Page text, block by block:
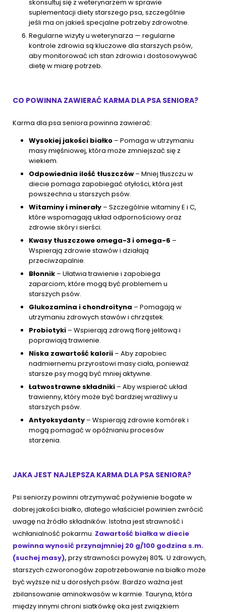
skonsultuj się z weterynarzem w sprawie
suplementacji diety starszego psa, szczególnie
jeśli ma on jakieś specjalne potrzeby zdrowotne.
Regularne wizyty u weterynarza — regularne
kontrole zdrowia są kluczowe dla starszych psów,
aby monitorować ich stan zdrowia i dostosowywać
dietę w miarę potrzeb.
CO POWINNA ZAWIERAĆ KARMA DLA PSA SENIORA?
Karma dla psa seniora powinna zawierać:
Wysokiej jakości białko – Pomaga w utrzymaniu
masy mięśniowej, która może zmniejszać się z
wiekiem.
Odpowiednia ilość tłuszczów – Mniej tłuszczu w
diecie pomaga zapobiegać otyłości, która jest
powszechna u starszych psów.
Witaminy i minerały – Szczególnie witaminy E i C,
które wspomagają układ odpornościowy oraz
zdrowie skóry i sierści.
Kwasy tłuszczowe omega-3 i omega-6 –
Wspierają zdrowie stawów i działają
przeciwzapalnie.
Błonnik – Ułatwia trawienie i zapobiega
zaparciom, które mogą być problemem u
starszych psów.
Glukozamina i chondroityna – Pomagają w
utrzymaniu zdrowych stawów i chrząstek.
Probiotyki – Wspierają zdrową florę jelitową i
poprawiają trawienie.
Niska zawartość kalorii – Aby zapobiec
nadmiernemu przyrostowi masy ciała, ponieważ
starsze psy mogą być mniej aktywne.
Łatwostrawne składniki – Aby wspierać układ
trawienny, który może być bardziej wrażliwy u
starszych psów.
Antyoksydanty – Wspierają zdrowie komórek i
mogą pomagać w opóźnianiu procesów
starzenia.
JAKA JEST NAJLEPSZA KARMA DLA PSA SENIORA?
Psi seniorzy powinni otrzymywać pożywienie bogate w
dobrej jakości białko, dlatego właściciel powinien zwrócić
uwagę na źródło składników. Istotna jest strawność i
wchłanialność pokarmu. Zawartość białka w diecie
powinna wynosić przynajmniej 20 g/100 godzina s.m.
(suchej masy), przy strawności powyżej 80%. U zdrowych,
starszych czworonogów zapotrzebowanie na białko może
być wyższe niż u dorosłych psów. Bardzo ważna jest
zbilansowanie aminokwasów w karmie. Tauryna, która
między innymi chroni siatkówkę oka jest związkiem